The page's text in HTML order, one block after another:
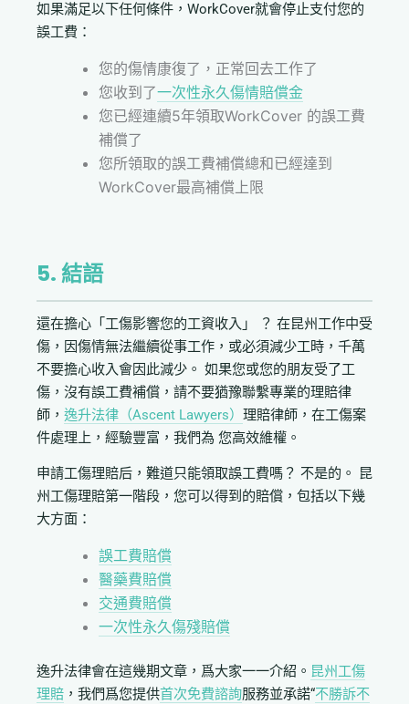
如果滿足以下任何條件，WorkCover就會停止支付您的
誤工費：
您的傷情康復了，正常回去工作了
您收到了一次性永久傷情賠償金
您已經連續5年領取WorkCover 的誤工費
補償了
您所領取的誤工費補償總和已經達到
WorkCover最高補償上限
5. 結語
還在擔心「工傷影響您的工資收入」 ？ 在昆州工作中受
傷，因傷情無法繼續從事工作，或必須減少工時，千萬
不要擔心收入會因此減少。 如果您或您的朋友受了工
傷，沒有誤工費補償，請不要猶豫聯繫專業的理賠律
師， 逸升法律（Ascent Lawyers） 理賠律師，在工傷案
件處理上，經驗豐富，我們為 您高效維權。
申請工傷理賠后，難道只能領取誤工費嗎？ 不是的。 昆
州工傷理賠第一階段，您可以得到的賠償，包括以下幾
大方面：
誤工費賠償
醫藥費賠償
交通費賠償
一次性永久傷殘賠償
逸升法律會在這幾期文章，爲大家一一介紹。 昆州工傷
理賠 ，我們爲您提供首次免費諮詢服務並承諾“不勝訴不